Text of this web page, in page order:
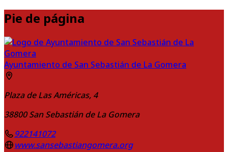
Pie de página
Ayuntamiento de San Sebastián de La Gomera
Plaza de Las Américas, 4
38800 San Sebastián de La Gomera
922141072
www.sansebastiangomera.org